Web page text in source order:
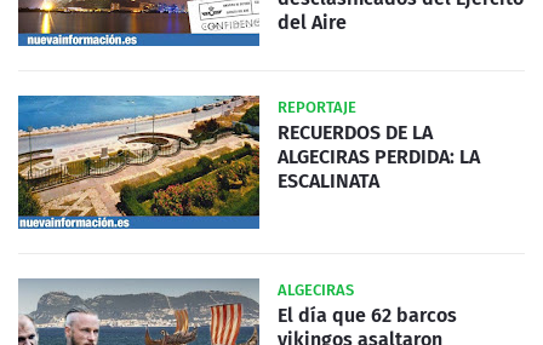
del Aire
REPORTAJE
RECUERDOS DE LA
ALGECIRAS PERDIDA: LA
ESCALINATA
ALGECIRAS
El día que 62 barcos
vikingos asaltaron